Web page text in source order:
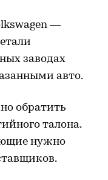
—
заводах
авто.
обратить
талона.
нужно